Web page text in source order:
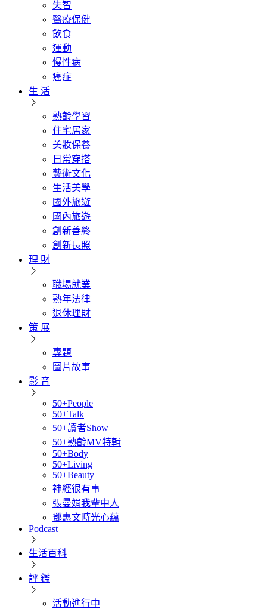
失智
醫療保健
飲食
運動
慢性病
癌症
生 活
熟齡學習
住宅居家
美妝保養
日常穿搭
藝術文化
生活美學
國外旅遊
國內旅遊
創新善終
創新長照
理 財
職場就業
熟年法律
退休理財
策 展
專題
圖片故事
影 音
50+People
50+Talk
50+讀者Show
50+熟齡MV特輯
50+Body
50+Living
50+Beauty
神經很有事
張曼娟我輩中人
鄧惠文時光心蘊
Podcast
生活百科
評 鑑
活動進行中